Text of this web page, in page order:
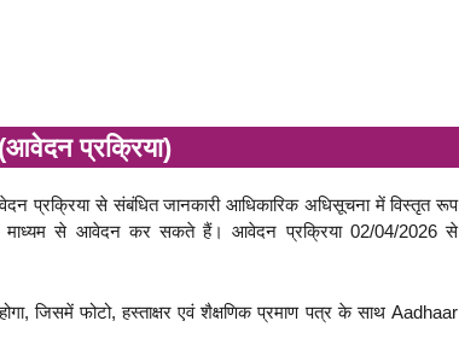
प्रक्रिया)
प्रक्रिया से संबंधित जानकारी आधिकारिक अधिसूचना में विस्तृत रूप
से आवेदन कर सकते हैं। आवेदन प्रक्रिया 02/04/2026 से
जिसमें फोटो, हस्ताक्षर एवं शैक्षणिक प्रमाण पत्र के साथ Aadhaar